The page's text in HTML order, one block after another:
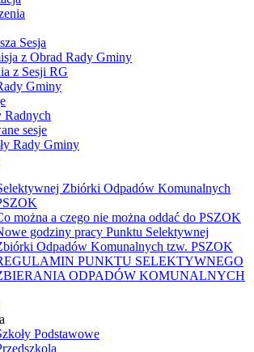
Sesja
z Obrad Rady Gminy
z Sesji RG
Gminy
Radnych
sesje
Rady Gminy
Zbiórki Odpadów Komunalnych
można a czego nie można oddać do PSZOK
godziny pracy Punktu Selektywnej
Odpadów Komunalnych tzw. PSZOK
PUNKTU SELEKTYWNEGO
ODPADÓW KOMUNALNYCH
Podstawowe